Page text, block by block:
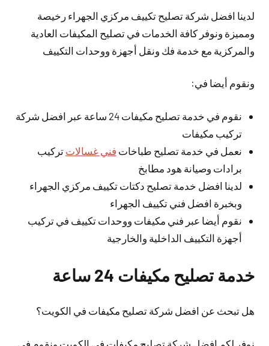
لدينا افضل شركة تصليح تكييف مركزي الجهراء رخيصة
ومميزة ونوفر كافة الخدمات في تصليح المكيفات العادية
والمركزية مع خدمة فك ونقل أجهزة ووحدات التكييف
ونقوم أيضا في:
نقوم في خدمة تصليح مكيفات 24 ساعة عبر افضل شركة
تركيب مكيفات
نعمل في خدمة تصليح طباخات فني غسالات تركيب
برادات وصيانة هود مطابخ
لدينا افضل خدمة تصليح دكتات تكييف مركزي الجهراء
وبخبرة افضل فني تكييف الجهراء
نقوم أيضا عبر فني مكيفات ووحدات تكييف في تركيب
أجهزة التكييف الداخلية والخارجية
خدمة تصليح مكيفات 24 ساعة
هل تبحث عن افضل شركة تصليح مكيفات في الكويت؟
نوفر لكم افضل شركة تصليح مكيفات في الكويت ونقوم في